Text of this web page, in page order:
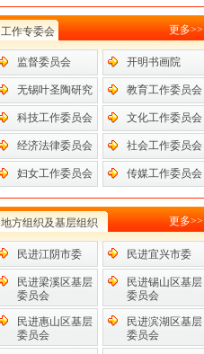
工作专委会 更多>>
监督委员会 开明书画院
无锡叶圣陶研究
会
教育工作委员会
科技工作委员会 文化工作委员会
经济法律委员会 社会工作委员会
妇女工作委员会 传媒工作委员会
地方组织及基层组织 更多>>
民进江阴市委 民进宜兴市委
民进梁溪区基层
委员会
民进锡山区基层
委员会
民进惠山区基层
委员会
民进滨湖区基层
委员会